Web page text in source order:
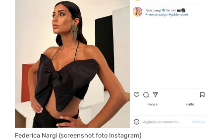
Federica Nargi (screenshot foto Instagram)